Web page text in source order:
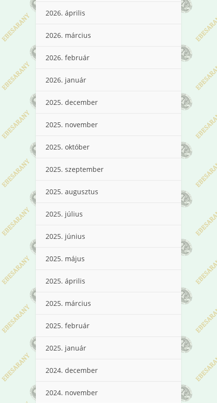
2026. április
2026. március
2026. február
2026. január
2025. december
2025. november
2025. október
2025. szeptember
2025. augusztus
2025. július
2025. június
2025. május
2025. április
2025. március
2025. február
2025. január
2024. december
2024. november